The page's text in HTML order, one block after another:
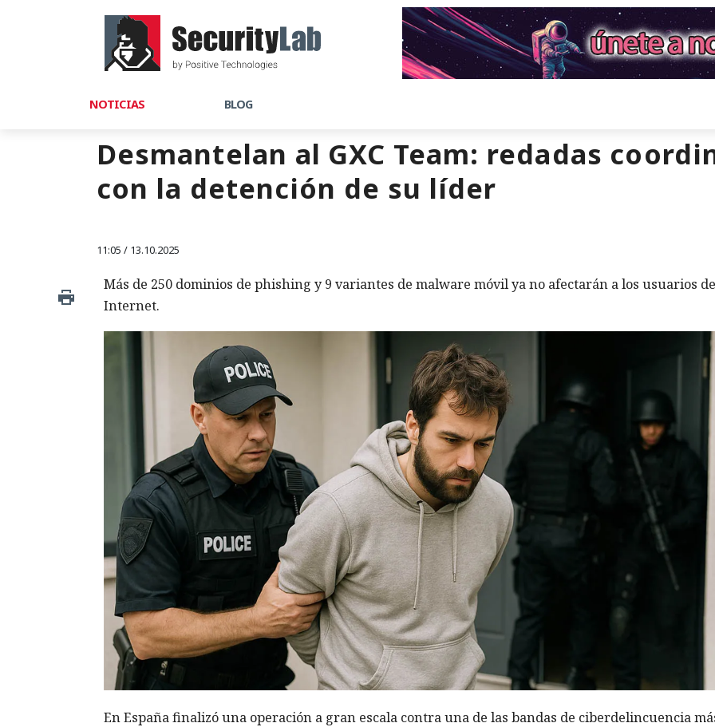
NOTICIAS BLOG
Desmantelan al GXC Team: redadas
con la detención de su líder
11:05 / 13.10.2025
Más de 250 dominios de phishing y 9 variantes de malware móvil ya no afectarán a los usuarios de
Internet.
En España finalizó una operación a gran escala contra una de las bandas de ciberdelincuencia